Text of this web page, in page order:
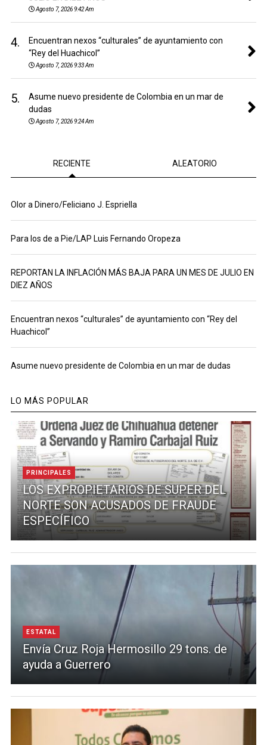
Agosto 7, 2026 9:42 Am
4.
Encuentran nexos “culturales” de ayuntamiento con
“Rey del Huachicol”
Agosto 7, 2026 9:33 Am
5.
Asume nuevo presidente de Colombia en un mar de
dudas
Agosto 7, 2026 9:24 Am
RECIENTE ALEATORIO
Olor a Dinero/Feliciano J. Espriella
Para los de a Pie/LAP Luis Fernando Oropeza
REPORTAN LA INFLACIÓN MÁS BAJA PARA UN MES DE JULIO EN
DIEZ AÑOS
Encuentran nexos “culturales” de ayuntamiento con “Rey del
Huachicol”
Asume nuevo presidente de Colombia en un mar de dudas
LO MÁS POPULAR
PRINCIPALES
LOS EXPROPIETARIOS DE SUPER DEL
NORTE SON ACUSADOS DE FRAUDE
ESPECÍFICO
ESTATAL
Envía Cruz Roja Hermosillo 29 tons. de
ayuda a Guerrero